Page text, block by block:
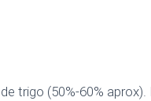
(50%-60%